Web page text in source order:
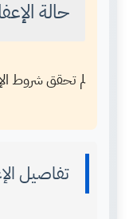
حالة
لم تحقق شروط
تفاصيل